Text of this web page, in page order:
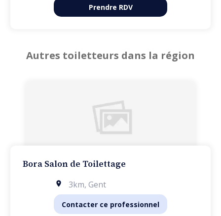
Prendre RDV
Autres toiletteurs dans la région
Bora Salon de Toilettage
3km, Gent
Contacter ce professionnel